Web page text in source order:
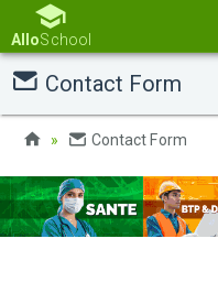
AlloSchool
Contact Form
Contact Form